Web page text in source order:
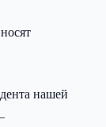
нашей